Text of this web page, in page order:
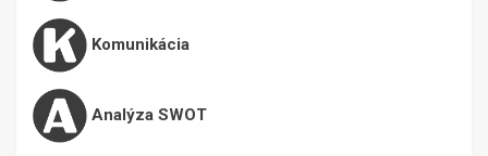
Komunikácia
Analýza SWOT